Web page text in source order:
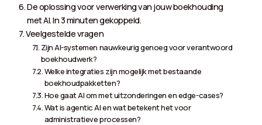
De oplossing voor verwerking van jouw boekhouding
met AI. In 3 minuten gekoppeld.
Veelgestelde vragen
Zijn AI-systemen nauwkeurig genoeg voor verantwoord
boekhoudwerk?
Welke integraties zijn mogelijk met bestaande
boekhoudpakketten?
Hoe gaat AI om met uitzonderingen en edge-cases?
Wat is agentic AI en wat betekent het voor
administratieve processen?